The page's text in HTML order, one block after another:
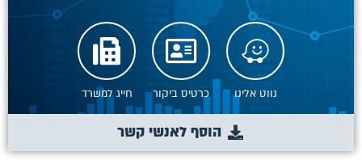
נווט אלינו כרטיס ביקור חייג למשרד
הוסף לאנשי קשר